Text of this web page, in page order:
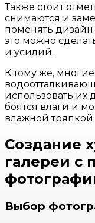
Также стоит
снимаются и
поменять
это можно
и усилий.
К тому же,
использовать их
боятся влаги и
влажной тряпкой.
Создание
галереи с
Выбор